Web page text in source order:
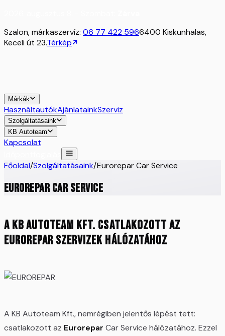
Szalon, márkaszervíz: 06 77 422 5966400 Kiskunhalas,
Keceli út 23.Térkép
Márkák
HasználtautókAjánlatainkSzerviz
Szolgáltatásaink
KB Autoteam
Kapcsolat
Főoldal/Szolgáltatásaink/Eurorepar Car Service
Eurorepar Car Service
A KB Autoteam Kft. csatlakozott az
Eurorepar szervizek hálózatához
A KB Autoteam Kft., nemrégiben jelentős lépést tett:
csatlakozott az Eurorepar Car Service hálózatához. Ezzel